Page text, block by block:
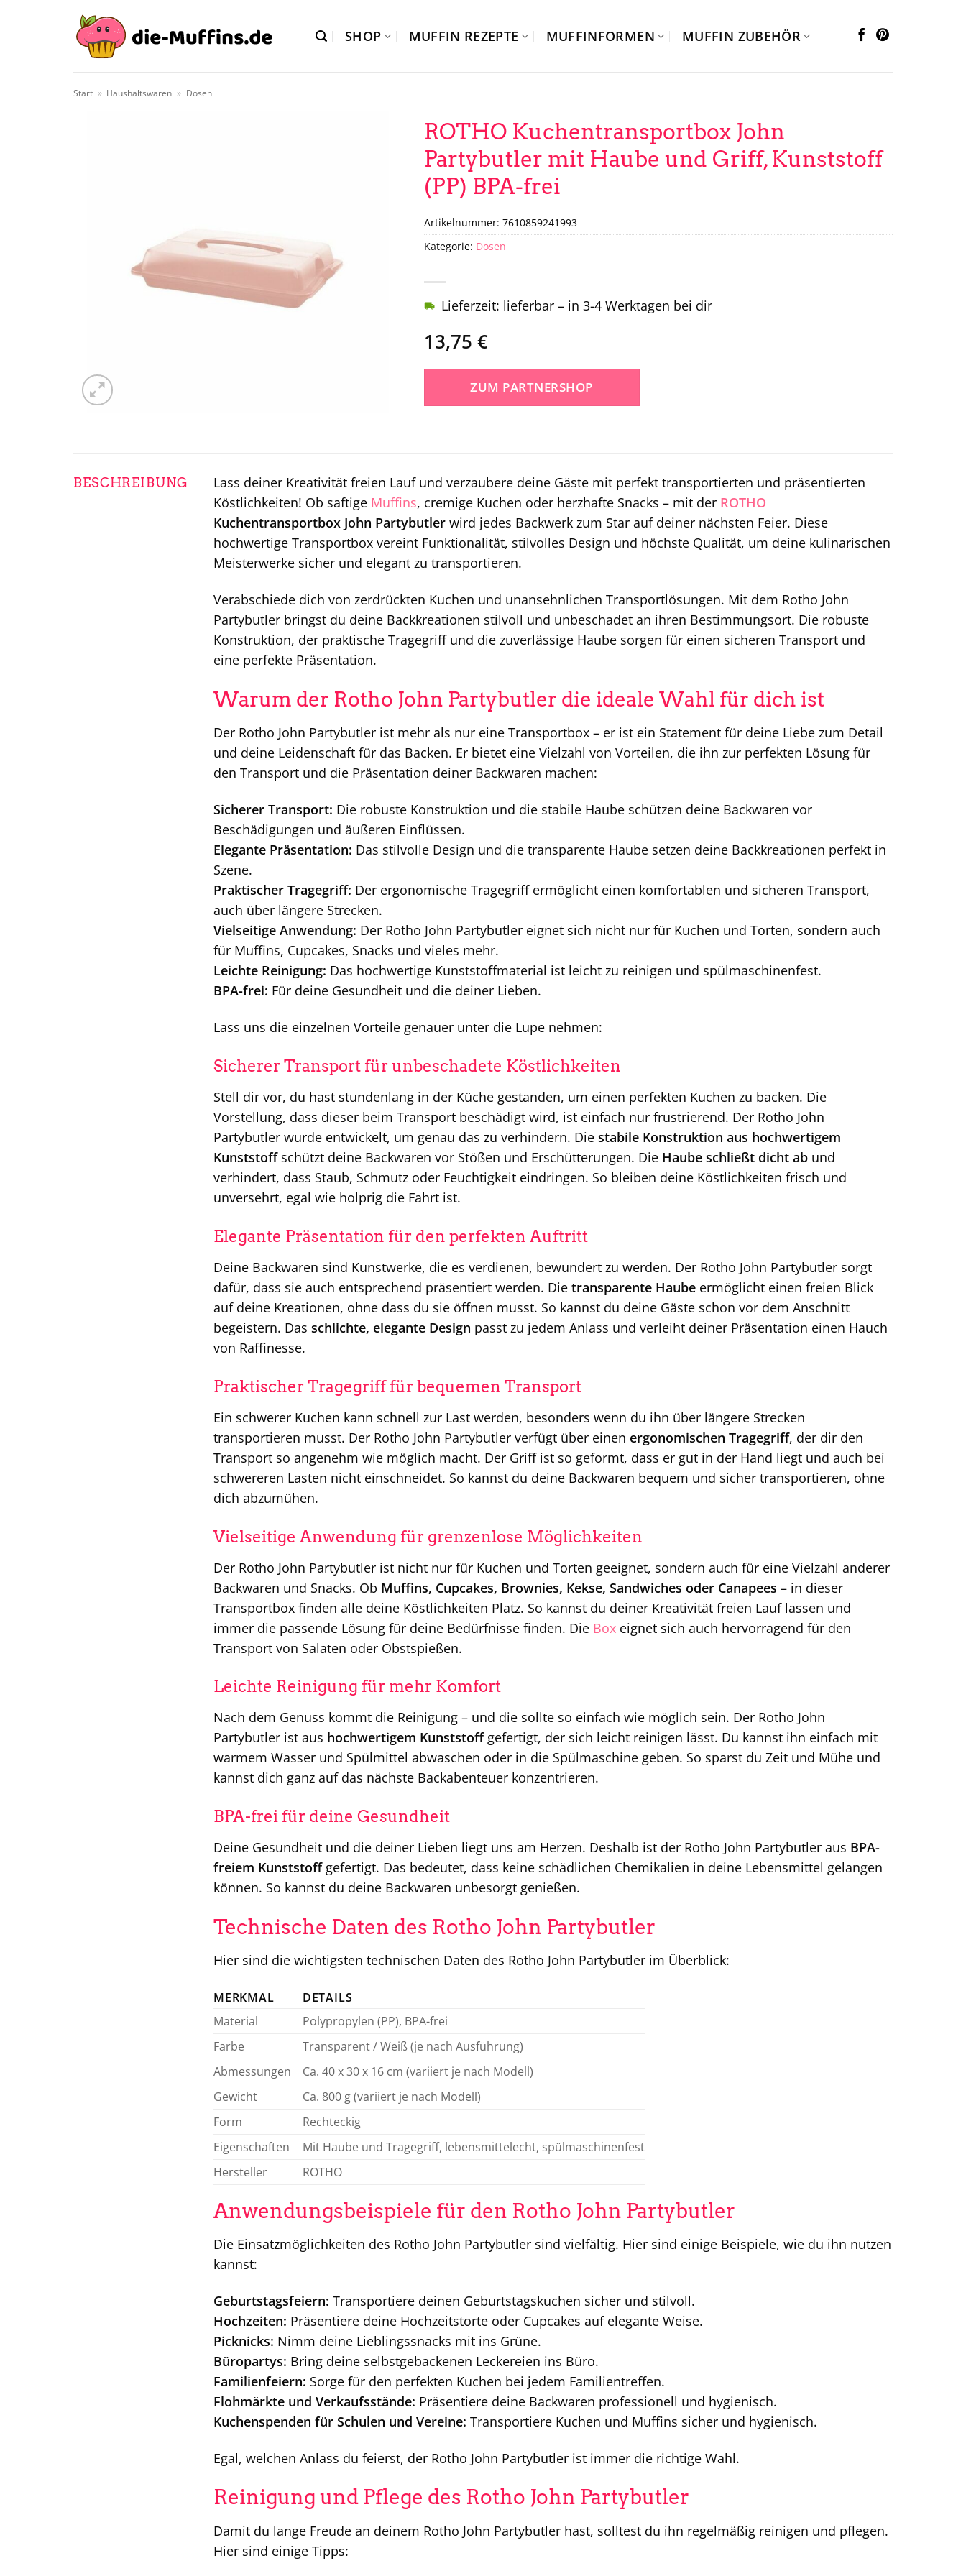
SHOP MUFFIN REZEPTE MUFFINFORMEN MUFFIN ZUBEHÖR
Start » Haushaltswaren » Dosen
ROTHO Kuchentransportbox John
Partybutler mit Haube und Griff, Kunststoff
(PP) BPA-frei
13,75 €
Lieferzeit: lieferbar – in 3-4 Werktagen bei dir
ZUM PARTNERSHOP
Artikelnummer: 7610859241993
Kategorie: Dosen
BESCHREIBUNG
Lass deiner Kreativität freien Lauf und verzaubere deine Gäste mit perfekt transportierten und präsentierten
Köstlichkeiten! Ob saftige Muffins, cremige Kuchen oder herzhafte Snacks – mit der ROTHO
Kuchentransportbox John Partybutler wird jedes Backwerk zum Star auf deiner nächsten Feier. Diese
hochwertige Transportbox vereint Funktionalität, stilvolles Design und höchste Qualität, um deine kulinarischen
Meisterwerke sicher und elegant zu transportieren.
Verabschiede dich von zerdrückten Kuchen und unansehnlichen Transportlösungen. Mit dem Rotho John
Partybutler bringst du deine Backkreationen stilvoll und unbeschadet an ihren Bestimmungsort. Die robuste
Konstruktion, der praktische Tragegriff und die zuverlässige Haube sorgen für einen sicheren Transport und
eine perfekte Präsentation.
Warum der Rotho John Partybutler die ideale Wahl für dich ist
Der Rotho John Partybutler ist mehr als nur eine Transportbox – er ist ein Statement für deine Liebe zum Detail
und deine Leidenschaft für das Backen. Er bietet eine Vielzahl von Vorteilen, die ihn zur perfekten Lösung für
den Transport und die Präsentation deiner Backwaren machen:
Sicherer Transport: Die robuste Konstruktion und die stabile Haube schützen deine Backwaren vor
Beschädigungen und äußeren Einflüssen.
Elegante Präsentation: Das stilvolle Design und die transparente Haube setzen deine Backkreationen perfekt in
Szene.
Praktischer Tragegriff: Der ergonomische Tragegriff ermöglicht einen komfortablen und sicheren Transport,
auch über längere Strecken.
Vielseitige Anwendung: Der Rotho John Partybutler eignet sich nicht nur für Kuchen und Torten, sondern auch
für Muffins, Cupcakes, Snacks und vieles mehr.
Leichte Reinigung: Das hochwertige Kunststoffmaterial ist leicht zu reinigen und spülmaschinenfest.
BPA-frei: Für deine Gesundheit und die deiner Lieben.
Lass uns die einzelnen Vorteile genauer unter die Lupe nehmen:
Sicherer Transport für unbeschadete Köstlichkeiten
Stell dir vor, du hast stundenlang in der Küche gestanden, um einen perfekten Kuchen zu backen. Die
Vorstellung, dass dieser beim Transport beschädigt wird, ist einfach nur frustrierend. Der Rotho John
Partybutler wurde entwickelt, um genau das zu verhindern. Die stabile Konstruktion aus hochwertigem
Kunststoffschützt deine Backwaren vor Stößen und Erschütterungen. Die Haube schließt dicht ab und
verhindert, dass Staub, Schmutz oder Feuchtigkeit eindringen. So bleiben deine Köstlichkeiten frisch und
unversehrt, egal wie holprig die Fahrt ist.
Elegante Präsentation für den perfekten Auftritt
Deine Backwaren sind Kunstwerke, die es verdienen, bewundert zu werden. Der Rotho John Partybutler sorgt
dafür, dass sie auch entsprechend präsentiert werden. Die transparente Haube ermöglicht einen freien Blick
auf deine Kreationen, ohne dass du sie öffnen musst. So kannst du deine Gäste schon vor dem Anschnitt
begeistern. Das schlichte, elegante Design passt zu jedem Anlass und verleiht deiner Präsentation einen Hauch
von Raffinesse.
Praktischer Tragegriff für bequemen Transport
Ein schwerer Kuchen kann schnell zur Last werden, besonders wenn du ihn über längere Strecken
transportieren musst. Der Rotho John Partybutler verfügt über einen ergonomischen Tragegriff, der dir den
Transport so angenehm wie möglich macht. Der Griff ist so geformt, dass er gut in der Hand liegt und auch bei
schwereren Lasten nicht einschneidet. So kannst du deine Backwaren bequem und sicher transportieren, ohne
dich abzumühen.
Vielseitige Anwendung für grenzenlose Möglichkeiten
Der Rotho John Partybutler ist nicht nur für Kuchen und Torten geeignet, sondern auch für eine Vielzahl anderer
Backwaren und Snacks. Ob Muffins, Cupcakes, Brownies, Kekse, Sandwiches oder Canapees – in dieser
Transportbox finden alle deine Köstlichkeiten Platz. So kannst du deiner Kreativität freien Lauf lassen und
immer die passende Lösung für deine Bedürfnisse finden. Die Box eignet sich auch hervorragend für den
Transport von Salaten oder Obstspießen.
Leichte Reinigung für mehr Komfort
Nach dem Genuss kommt die Reinigung – und die sollte so einfach wie möglich sein. Der Rotho John
Partybutler ist aus hochwertigem Kunststoffgefertigt, der sich leicht reinigen lässt. Du kannst ihn einfach mit
warmem Wasser und Spülmittel abwaschen oder in die Spülmaschine geben. So sparst du Zeit und Mühe und
kannst dich ganz auf das nächste Backabenteuer konzentrieren.
BPA-frei für deine Gesundheit
Deine Gesundheit und die deiner Lieben liegt uns am Herzen. Deshalb ist der Rotho John Partybutler aus BPA-
freiem Kunststoffgefertigt. Das bedeutet, dass keine schädlichen Chemikalien in deine Lebensmittel gelangen
können. So kannst du deine Backwaren unbesorgt genießen.
Technische Daten des Rotho John Partybutler
Hier sind die wichtigsten technischen Daten des Rotho John Partybutler im Überblick:
MERKMAL
DETAILS
Material
Polypropylen (PP), BPA-frei
Farbe
Transparent / Weiß (je nach Ausführung)
Abmessungen
Ca. 40 x 30 x 16 cm (variiert je nach Modell)
Gewicht
Ca. 800 g (variiert je nach Modell)
Form
Rechteckig
Eigenschaften
Mit Haube und Tragegriff, lebensmittelecht, spülmaschinenfest
Hersteller
ROTHO
Anwendungsbeispiele für den Rotho John Partybutler
Die Einsatzmöglichkeiten des Rotho John Partybutler sind vielfältig. Hier sind einige Beispiele, wie du ihn nutzen
kannst:
Geburtstagsfeiern: Transportiere deinen Geburtstagskuchen sicher und stilvoll.
Hochzeiten: Präsentiere deine Hochzeitstorte oder Cupcakes auf elegante Weise.
Picknicks: Nimm deine Lieblingssnacks mit ins Grüne.
Büropartys: Bring deine selbstgebackenen Leckereien ins Büro.
Familienfeiern: Sorge für den perfekten Kuchen bei jedem Familientreffen.
Flohmärkte und Verkaufsstände: Präsentiere deine Backwaren professionell und hygienisch.
Kuchenspenden für Schulen und Vereine: Transportiere Kuchen und Muffins sicher und hygienisch.
Egal, welchen Anlass du feierst, der Rotho John Partybutler ist immer die richtige Wahl.
Reinigung und Pflege des Rotho John Partybutler
Damit du lange Freude an deinem Rotho John Partybutler hast, solltest du ihn regelmäßig reinigen und pflegen.
Hier sind einige Tipps: